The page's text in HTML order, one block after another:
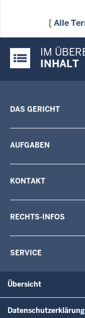
[Alle
Justiz-Portal im
IM
INHALT
DAS GERICHT
AUFGABEN
KONTAKT
RECHTS-INFOS
SERVICE
Übersicht
Datenschutzerklärung